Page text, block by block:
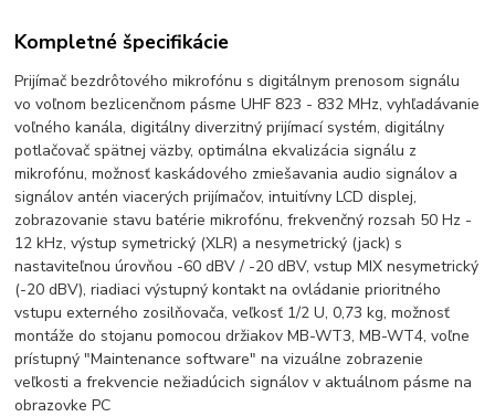
Kompletné špecifikácie
Prijímač bezdrôtového mikrofónu s digitálnym prenosom signálu
vo voľnom bezlicenčnom pásme UHF 823 - 832 MHz, vyhľadávanie
voľného kanála, digitálny diverzitný prijímací systém, digitálny
potlačovač spätnej väzby, optimálna ekvalizácia signálu z
mikrofónu, možnosť kaskádového zmiešavania audio signálov a
signálov antén viacerých prijímačov, intuitívny LCD displej,
zobrazovanie stavu batérie mikrofónu, frekvenčný rozsah 50 Hz -
12 kHz, výstup symetrický (XLR) a nesymetrický (jack) s
nastaviteľnou úrovňou -60 dBV / -20 dBV, vstup MIX nesymetrický
(-20 dBV), riadiaci výstupný kontakt na ovládanie prioritného
vstupu externého zosilňovača, veľkosť 1/2 U, 0,73 kg, možnosť
montáže do stojanu pomocou držiakov MB-WT3, MB-WT4, voľne
prístupný "Maintenance software" na vizuálne zobrazenie
veľkosti a frekvencie nežiadúcich signálov v aktuálnom pásme na
obrazovke PC